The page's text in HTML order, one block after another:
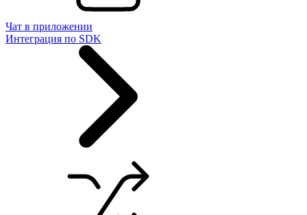
Чат в приложении
Интеграция по SDK